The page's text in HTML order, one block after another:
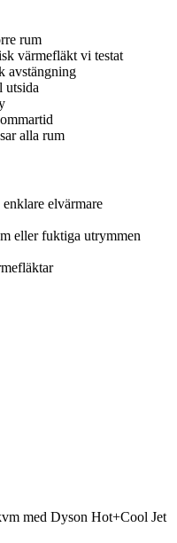
rum
värmefläkt vi testat
avstängning
utsida
alla rum
elvärmare
eller fuktiga utrymmen
med Dyson Hot+Cool Jet